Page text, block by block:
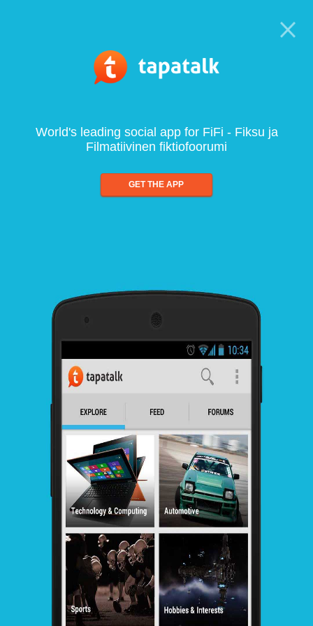
World's leading social app for FiFi - Fiksu ja
Filmatiivinen fiktiofoorumi
GET THE APP